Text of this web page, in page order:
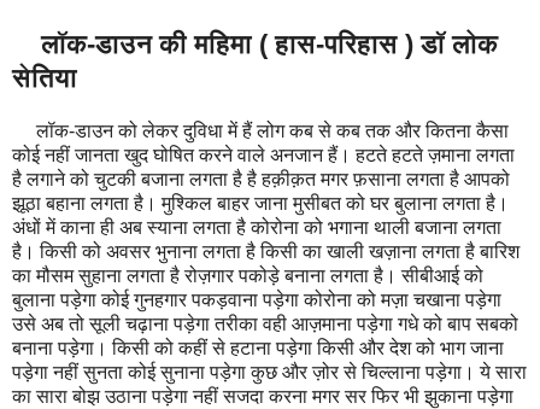
लॉक-डाउन की महिमा ( हास-परिहास ) डॉ लोक
सेतिया
लॉक-डाउन को लेकर दुविधा में हैं लोग कब से कब तक और कितना कैसा
कोई नहीं जानता खुद घोषित करने वाले अनजान हैं। हटते हटते ज़माना लगता
है लगाने को चुटकी बजाना लगता है है हक़ीक़त मगर फ़साना लगता है आपको
झूठा बहाना लगता है। मुश्किल बाहर जाना मुसीबत को घर बुलाना लगता है।
अंधों में काना ही अब स्याना लगता है कोरोना को भगाना थाली बजाना लगता
है। किसी को अवसर भुनाना लगता है किसी का खाली खज़ाना लगता है बारिश
का मौसम सुहाना लगता है रोज़गार पकोड़े बनाना लगता है। सीबीआई को
बुलाना पड़ेगा कोई गुनहगार पकड़वाना पड़ेगा कोरोना को मज़ा चखाना पड़ेगा
उसे अब तो सूली चढ़ाना पड़ेगा तरीका वही आज़माना पड़ेगा गधे को बाप सबको
बनाना पड़ेगा। किसी को कहीं से हटाना पड़ेगा किसी और देश को भाग जाना
पड़ेगा नहीं सुनता कोई सुनाना पड़ेगा कुछ और ज़ोर से चिल्लाना पड़ेगा। ये सारा
का सारा बोझ उठाना पड़ेगा नहीं सजदा करना मगर सर फिर भी झुकाना पड़ेगा